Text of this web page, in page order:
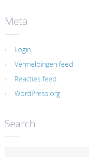
Meta
Login
Vermeldingen feed
Reacties feed
WordPress.org
Search